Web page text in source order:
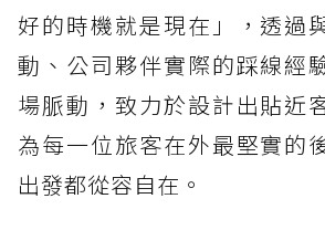
好的時機就是現在」，透過
動、公司夥伴實際的踩線經
場脈動，致力於設計出貼近
為每一位旅客在外最堅實的
出發都從容自在。